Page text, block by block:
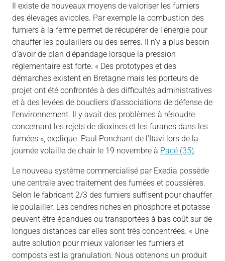
Il existe de nouveaux moyens de valoriser les fumiers
des élevages avicoles. Par exemple la combustion des
fumiers à la ferme permet de récupérer de l’énergie pour
chauffer les poulaillers ou des serres. Il n’y a plus besoin
d’avoir de plan d’épandage lorsque la pression
réglementaire est forte. « Des prototypes et des
démarches existent en Bretagne mais les porteurs de
projet ont été confrontés à des difficultés administratives
et à des levées de boucliers d’associations de défense de
l’environnement. Il y avait des problèmes à résoudre
concernant les rejets de dioxines et les furanes dans les
fumées », explique Paul Ponchant de l’Itavi lors de la
journée volaille de chair le 19 novembre à Pacé (35).
Le nouveau système commercialisé par Exedia possède
une centrale avec traitement des fumées et poussières.
Selon le fabricant 2/3 des fumiers suffisent pour chauffer
le poulailler. Les cendres riches en phosphore et potasse
peuvent être épandues ou transportées à bas coût sur de
longues distances car elles sont très concentrées. « Une
autre solution pour mieux valoriser les fumiers et
composts est la granulation. Nous obtenons un produit